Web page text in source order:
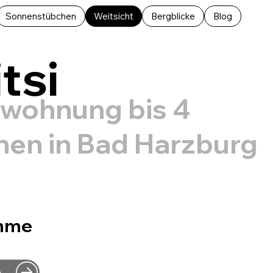
Sonnenstübchen Weitsicht Bergblicke Blog
bis 4
in Bad Harzburg